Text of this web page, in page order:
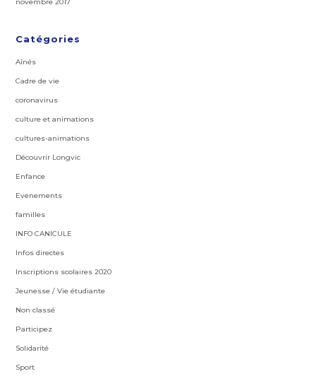
Catégories
Aînés
Cadre de vie
coronavirus
culture et animations
cultures-animations
Découvrir Longvic
Enfance
Evenements
familles
INFO CANICULE
Infos directes
Inscriptions scolaires 2020
Jeunesse / Vie étudiante
Non classé
Participez
Solidarité
Sport